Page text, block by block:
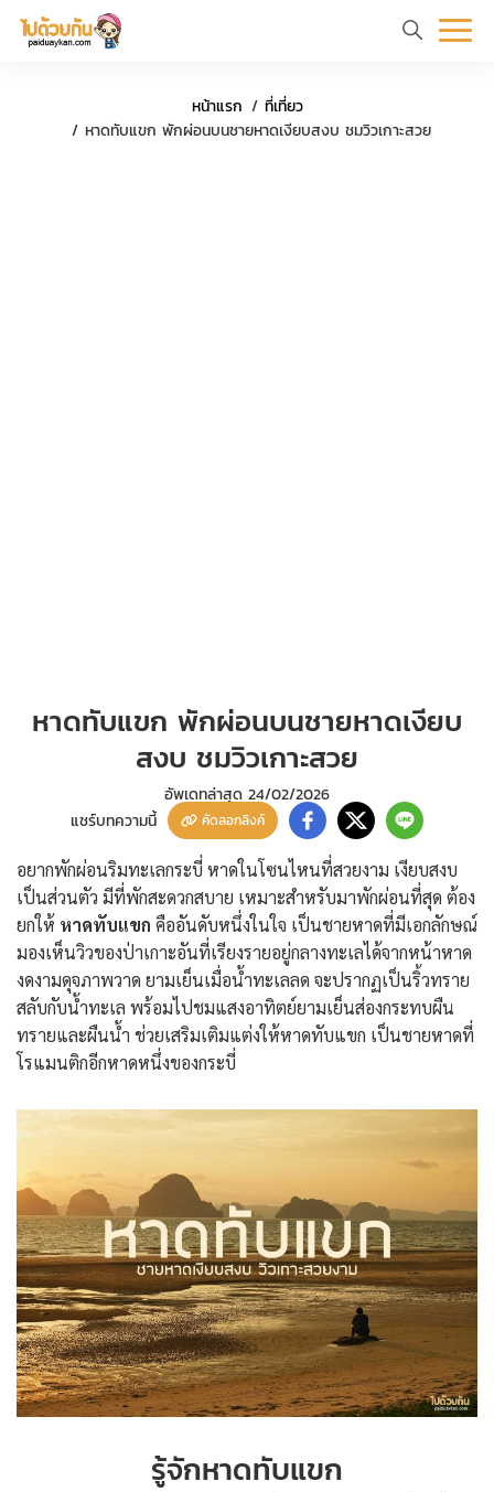
แรกท่อง เที่ยว
หน้าแรก
ที่เที่ยว
หาดทับแขก พักผ่อนบนชายหาดเงียบสงบ ชมวิวเกาะสวย
หาดทับแขก พักผ่อนบนชายหาดเงียบ
สงบ ชมวิวเกาะสวย
อัพเดทล่าสุด 24/02/2026
แชร์บทความนี้
คัดลอกลิงค์
อยากพักผ่อนริมทะเลกระบี่ หาดในโซนไหนที่สวยงาม เงียบสงบ
เป็นส่วนตัว มีที่พักสะดวกสบาย เหมาะสำหรับมาพักผ่อนที่สุด ต้อง
ยกให้ หาดทับแขก คืออันดับหนึ่งในใจ เป็นชายหาดที่มีเอกลักษณ์
มองเห็นวิวของป่าเกาะอันที่เรียงรายอยู่กลางทะเลได้จากหน้าหาด
งดงามดุจภาพวาด ยามเย็นเมื่อน้ำทะเลลด จะปรากฏเป็นริ้วทราย
สลับกับน้ำทะเล พร้อมไปชมแสงอาทิตย์ยามเย็นส่องกระทบผืน
ทรายและผืนน้ำ ช่วยเสริมเติมแต่งให้หาดทับแขก เป็นชายหาดที่
โรแมนติกอีกหาดหนึ่งของกระบี่
รู้จักหาดทับแขก